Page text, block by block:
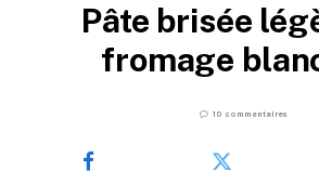
Pâte brisée
fromage
10 commentaires